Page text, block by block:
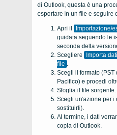
di Outlook, questa è una
esportare in un file e seguire
Apri il Importazione/
guidata seguendo le
seconda della
Scegliere
Importa
file .
Scegli il formato (PST
Pacifico) e procedi
Sfoglia il file sorgente.
Scegli un'azione per i
sostituirli).
Al termine, i dati
copia di Outlook.